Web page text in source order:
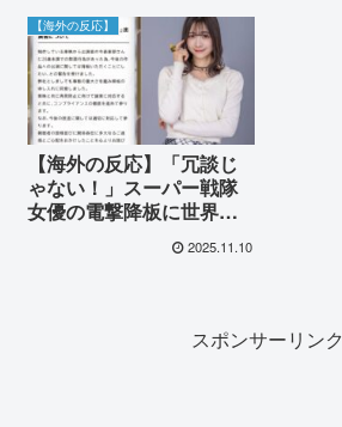
【海外の反応】
【海外の反応】「冗談じ
ゃない！」スーパー戦隊
女優の電撃降板に世界が
絶句！「これは口実に過
ぎない…」日本の厳しい
2025.11.10
スポンサーリンク